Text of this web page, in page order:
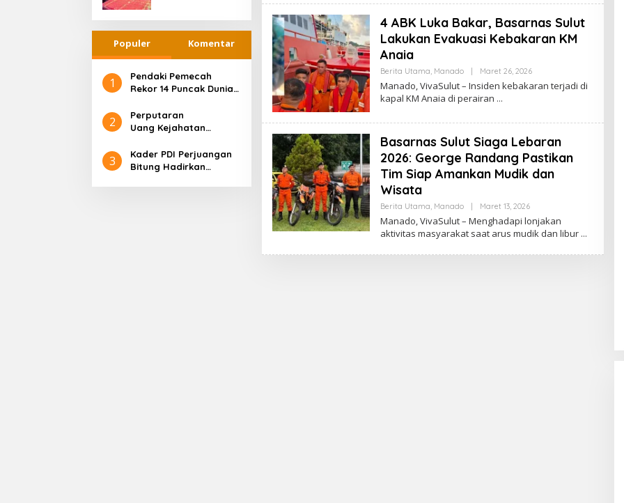
Populer Komentar
1
Pendaki Pemecah
Rekor 14 Puncak Dunia,
Broad Peak
2
Perputaran
Uang Kejahatan
Ratusan Triliun
3
Kader PDI Perjuangan
Bitung Hadirkan
K
S
I
4 ABK Luka Bakar, Basarnas Sulut
Lakukan Evakuasi Kebakaran KM
Anaia
Berita Utama Manado | Maret 26, 2026O
E
A
K
S
Manado, VivaSulut – Insiden kebakaran terjadi di
kapal KM Anaia di perairan
Basarnas Sulut Siaga Lebaran
2026: George Randang Pastikan
Tim Siap Amankan Mudik dan
Wisata
Berita Utama Manado | Maret 13, 2026O
E
H
E
Manado, VivaSulut – Menghadapi lonjakan
aktivitas masyarakat saat arus mudik dan libur